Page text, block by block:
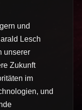
und
Lesch
unserer
Zukunft
im
und